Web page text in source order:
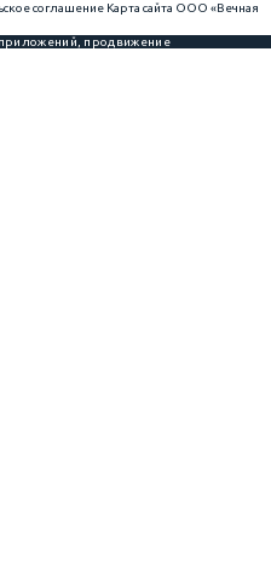
соглашение Карта сайта ООО «Вечная
приложений, продвижение